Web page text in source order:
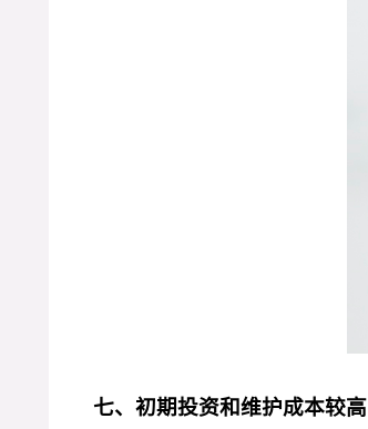
七、初期投资和维护成本较高